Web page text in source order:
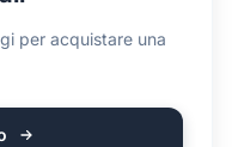
per acquistare una